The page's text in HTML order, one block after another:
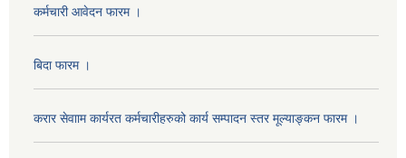
कर्मचारी आवेदन फारम ।
बिदा फारम ।
करार सेवााम कार्यरत कर्मचारीहरुको कार्य सम्पादन स्तर मूल्याङ्कन फारम ।